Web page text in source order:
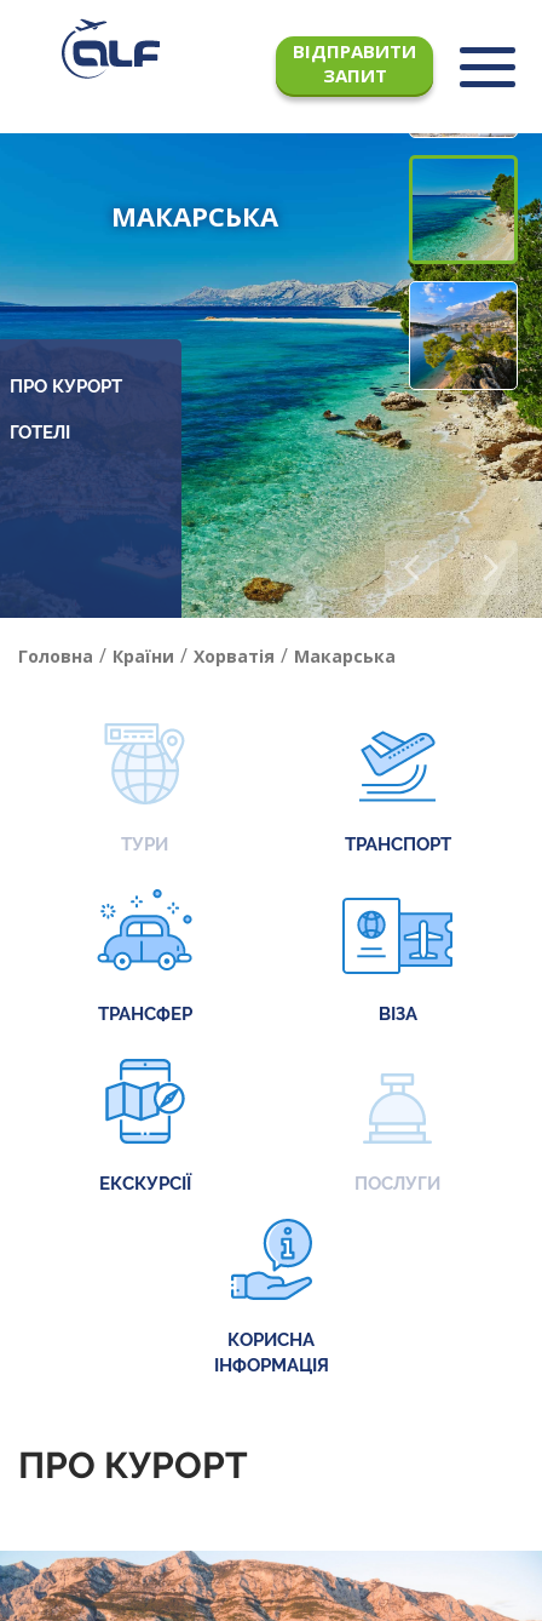
ВІДПРАВИТИ
ЗАПИТ
МАКАРСЬКА
ПРО КУРОРТ
Головна / Країни / Хорватія / Макарська
ТУРИ ТРАНСПОРТ
ТРАНСФЕР ВІЗА
ЕКСКУРСІЇ ПОСЛУГИ
КОРИСНА
ІНФОРМАЦІЯ
ПРО КУРОРТ